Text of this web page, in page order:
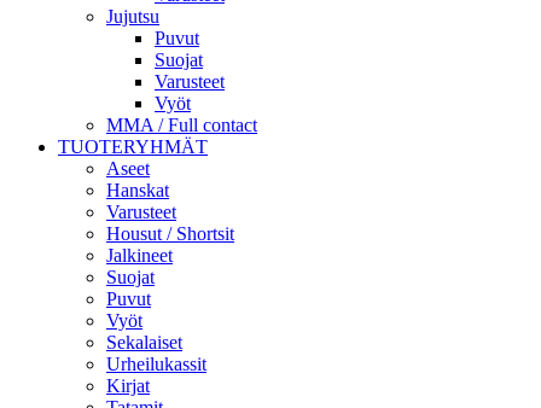
Jujutsu
Puvut
Suojat
Varusteet
Vyöt
MMA / Full contact
TUOTERYHMÄT
Aseet
Hanskat
Varusteet
Housut / Shortsit
Jalkineet
Suojat
Puvut
Vyöt
Sekalaiset
Urheilukassit
Kirjat